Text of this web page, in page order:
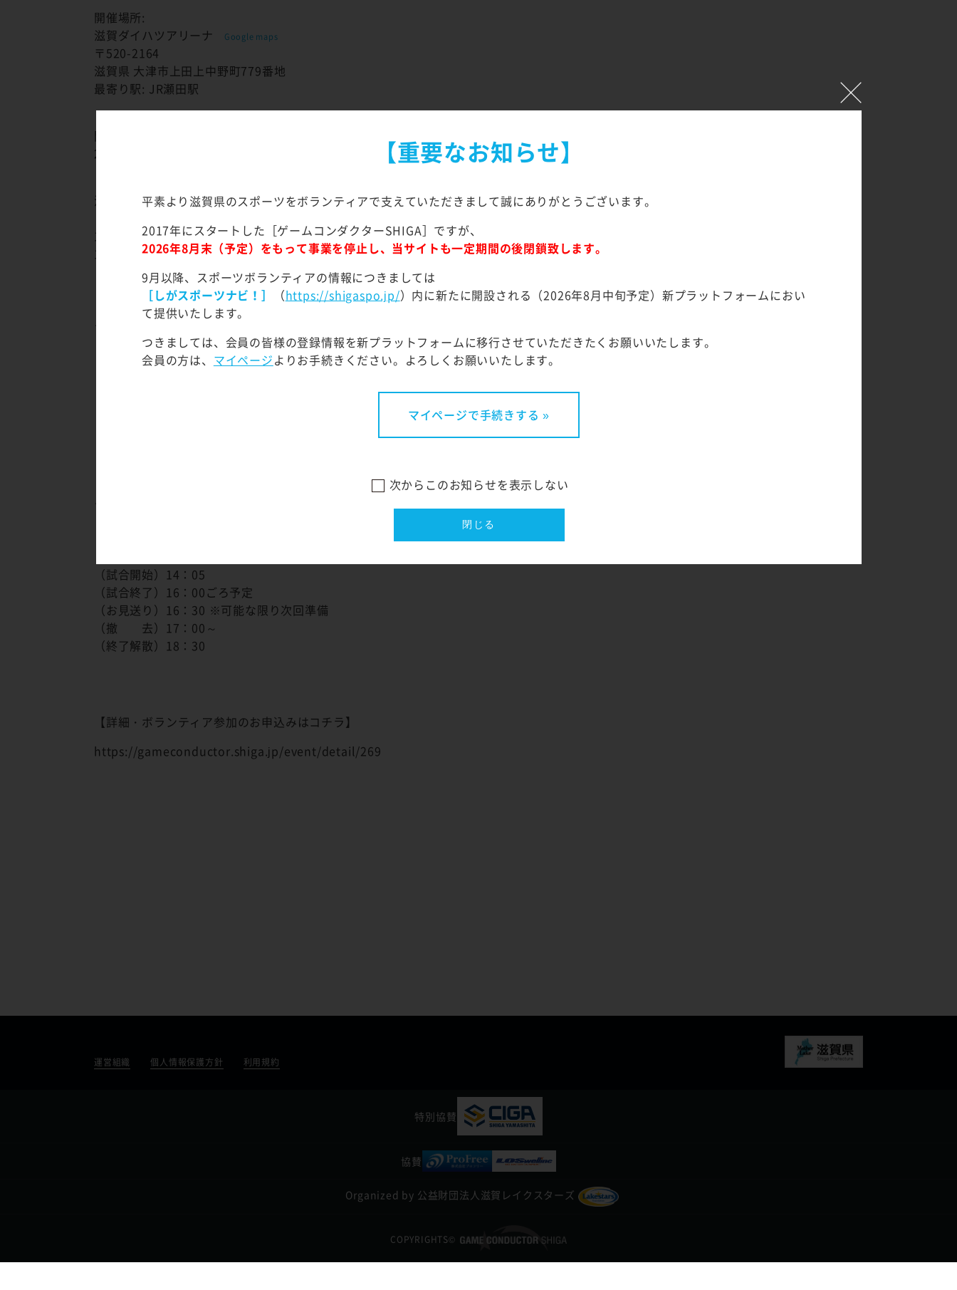
開催場所:
滋賀ダイハツアリーナ
Google maps
〒520-2164
滋賀県 大津市上田上中野町779番地
最寄り駅: JR瀬田駅
開催期間:
2023年01月07日 ～2023年01月08日
活動内容:
1/7(土) 運営 10：00～17：00
1/8(日) 運営 10：00～18：30(撤去あり)
【スケジュール】
＜1/7(土)＞
（集 合）10：00＠滋賀ダイハツアリーナ
（活動説明）10：00～
（試合開始）14：05
（試合終了）16：00ごろ予定
（お見送り）16：30 ※可能な限り次回準備
（撤 去）17：00～
（終了解散）18：30
【詳細・ボランティア参加のお申込みはコチラ】
https://gameconductor.shiga.jp/event/detail/269
運営組織 個人情報保護方針 利用規約
特別協賛
協賛
Organized by 公益財団法人 滋賀レイクスターズ
COPYRIGHTS©
【重要なお知らせ】
平素より滋賀県のスポーツをボランティアで支えていただきまして誠にありがとうございます。
2017年にスタートした［ゲームコンダクターSHIGA］ですが、
2026年8月末（予定）をもって事業を停止し、当サイトも一定期間の後閉鎖致します。
9月以降、スポーツボランティアの情報につきましては
［しがスポーツナビ！］
（https://shigaspo.jp/）内に新たに開設される（2026年8月中旬予定）新プラットフォームにおい
て提供いたします。
つきましては、会員の皆様の登録情報を新プラットフォームに移行させていただきたくお願いいたします。
会員の方は、 マイページよりお手続きください。よろしくお願いいたします。
マイページで手続きする »
次からこのお知らせを表示しない
閉じる